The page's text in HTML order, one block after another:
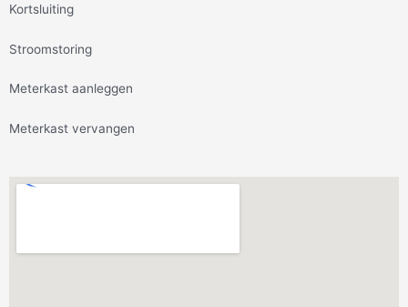
Kortsluiting
Stroomstoring
Meterkast aanleggen
Meterkast vervangen